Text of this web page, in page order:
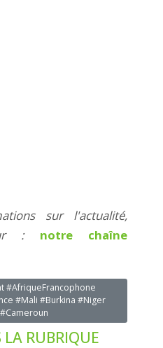
sur l'actualité,
: notre chaîne
#AfriqueFrancophone
#Mali #Burkina #Niger
LA RUBRIQUE